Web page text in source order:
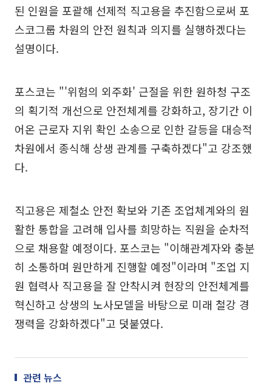
된 인원을 포괄해 선제적 직고용을 추진함으로써 포
스코그룹 차원의 안전 원칙과 의지를 실행하겠다는
설명이다.
포스코는 "'위험의 외주화' 근절을 위한 원하청 구조
의 획기적 개선으로 안전체계를 강화하고, 장기간 이
어온 근로자 지위 확인 소송으로 인한 갈등을 대승적
차원에서 종식해 상생 관계를 구축하겠다"고 강조했
다.
직고용은 제철소 안전 확보와 기존 조업체계와의 원
활한 통합을 고려해 입사를 희망하는 직원을 순차적
으로 채용할 예정이다. 포스코는 "이해관계자와 충분
히 소통하며 원만하게 진행할 예정"이라며 "조업 지
원 협력사 직고용을 잘 안착시켜 현장의 안전체계를
혁신하고 상생의 노사모델을 바탕으로 미래 철강 경
쟁력을 강화하겠다"고 덧붙였다.
관련 뉴스